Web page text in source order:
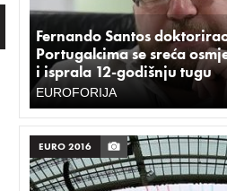
Fernando Santos
Portugalcima se sreća
i isprala 12-godišnju tugu
EUROFORIJA
EURO 2016